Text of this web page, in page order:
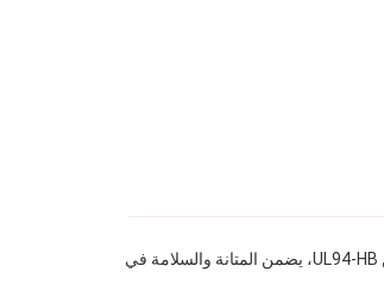
صندوق توزيع الألياف DA-FDB-10C هو منتج عالي الجودة مناسب لمجموعة متنوعة من التطبيقات والسيناريوهات.مصنوع من مواد PP + GF مع تصنيف قابلية للاشتعال من UL94-HB، يضمن المتانة والسلامة في